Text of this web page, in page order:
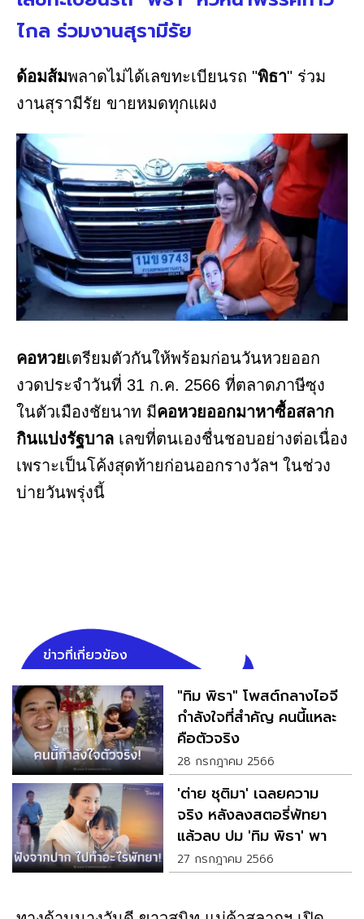
ไกล ร่วมงานสุรามีรัย
ด้อมส้มพลาดไม่ได้เลขทะเบียนรถ "พิธา" ร่วม
งานสุรามีรัย ขายหมดทุกแผง
คอหวยเตรียมตัวกันให้พร้อมก่อนวันหวยออก
งวดประจำวันที่ 31 ก.ค. 2566 ที่ตลาดภาษีซุง
ในตัวเมืองชัยนาท มีคอหวยออกมาหาซื้อสลาก
กินแบ่งรัฐบาล เลขที่ตนเองชื่นชอบอย่างต่อเนื่อง
เพราะเป็นโค้งสุดท้ายก่อนออกรางวัลฯ ในช่วง
บ่ายวันพรุ่งนี้
ข่าวที่เกี่ยวข้อง
"ทิม พิธา" โพสต์กลางไอจี
กำลังใจที่สำคัญ คนนี้แหละ
คือตัวจริง
28 กรกฎาคม 2566
'ต่าย ชุติมา' เฉลยความ
จริง หลังลงสตอรี่พัทยา
แล้วลบ ปม 'ทิม พิธา' พา
ลูกไปทะเล
27 กรกฎาคม 2566